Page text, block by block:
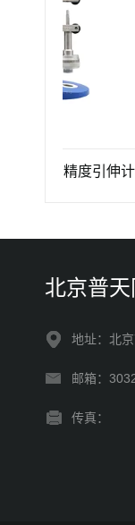
GWB-200JA型高精度引伸计标定仪长度计量器具
北京普
地址：北
邮箱：
传真：